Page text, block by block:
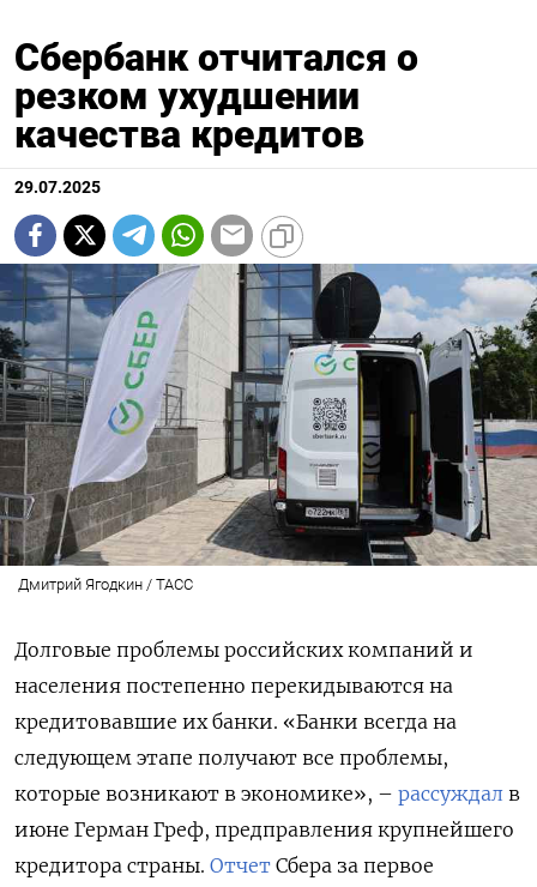
Сбербанк отчитался о
резком ухудшении
качества кредитов
29.07.2025
Дмитрий Ягодкин / ТАСС
Долговые проблемы российских компаний и
населения постепенно перекидываются на
кредитовавшие их банки. «Банки всегда на
следующем этапе получают все проблемы,
которые возникают в экономике», – рассуждал в
июне Герман Греф, предправления крупнейшего
кредитора страны. Отчет Сбера за первое